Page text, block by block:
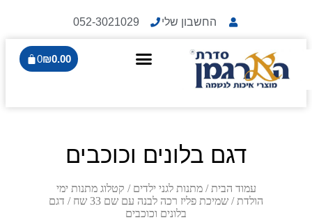
החשבון שלי 052-3021029
₪0.00
0
דגם בלונים וכוכבים
עמוד הבית /מתנות לגני ילדים / קטלוג מתנות ימי
הולדת / שמיכת פליז רכה לבנה עם שם 33 שח
/ דגם
בלונים וכוכבים